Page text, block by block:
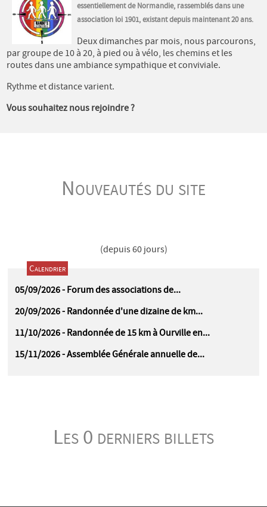
essentiellement de Normandie, rassemblés dans une
association loi 1901, existant depuis maintenant 20 ans.
Deux dimanches par mois, nous parcourons,
par groupe de 10 à 20, à pied ou à vélo, les chemins et les
routes dans une ambiance sympathique et conviviale.
Rythme et distance varient.
Vous souhaitez nous rejoindre ?
Nouveautés du site
(depuis 60 jours)
Calendrier
05/09/2026 - Forum des associations de...
20/09/2026 - Randonnée d'une dizaine de km...
11/10/2026 - Randonnée de 15 km à Ourville en...
15/11/2026 - Assemblée Générale annuelle de...
Les 0 derniers billets